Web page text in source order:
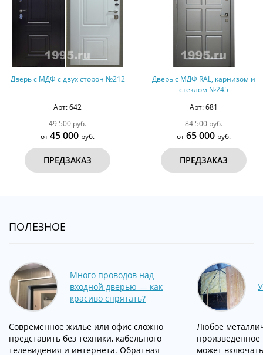
Дверь с МДФ с двух сторон №212
Арт: 642
49 500 руб.
от45 000 руб.
ПРЕДЗАКАЗ
Дверь с МДФ RAL, карнизом и
стеклом №245
Арт: 681
84 500 руб.
от65 000 руб.
ПРЕДЗАКАЗ
ПОЛЕЗНОЕ
Много проводов над
входной дверью — как
красиво спрятать?
Современное жильё или офис сложно
представить без техники, кабельного
телевидения и интернета. Обратная
Любое
произведенное
может